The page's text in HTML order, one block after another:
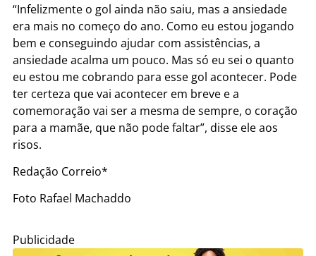
“Infelizmente o gol ainda não saiu, mas a ansiedade
era mais no começo do ano. Como eu estou jogando
bem e conseguindo ajudar com assistências, a
ansiedade acalma um pouco. Mas só eu sei o quanto
eu estou me cobrando para esse gol acontecer. Pode
ter certeza que vai acontecer em breve e a
comemoração vai ser a mesma de sempre, o coração
para a mamãe, que não pode faltar”, disse ele aos
risos.
Redação Correio*
Foto Rafael Machaddo
Publicidade